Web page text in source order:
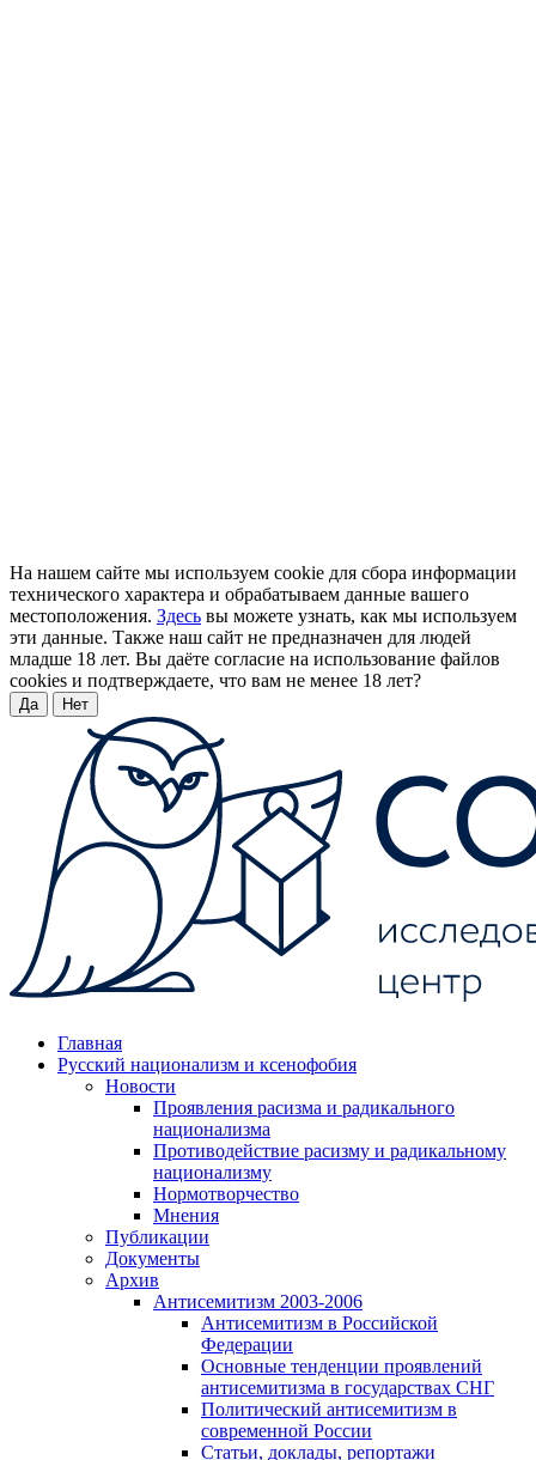
На нашем сайте мы используем cookie для сбора информации
технического характера и обрабатываем данные вашего
местоположения. Здесь вы можете узнать, как мы используем
эти данные. Также наш сайт не предназначен для людей
младше 18 лет. Вы даёте согласие на использование файлов
cookies и подтверждаете, что вам не менее 18 лет?
Да Нет
Главная
Русский национализм и ксенофобия
Новости
Проявления расизма и радикального
национализма
Противодействие расизму и радикальному
национализму
Нормотворчество
Мнения
Публикации
Документы
Архив
Антисемитизм 2003-2006
Антисемитизм в Российской
Федерации
Основные тенденции проявлений
антисемитизма в государствах СНГ
Политический антисемитизм в
современной России
Статьи, доклады, репортажи